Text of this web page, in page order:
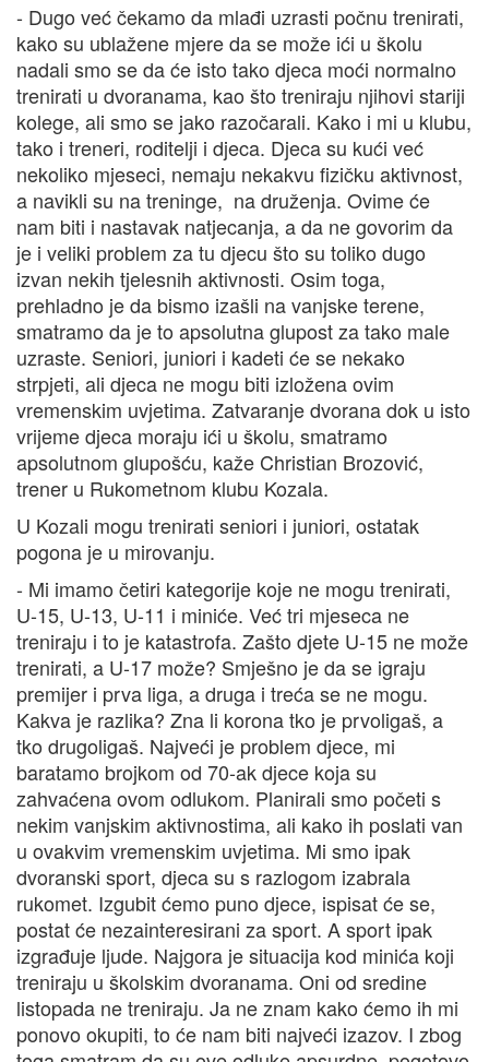
- Dugo već čekamo da mlađi uzrasti počnu trenirati,
kako su ublažene mjere da se može ići u školu
nadali smo se da će isto tako djeca moći normalno
trenirati u dvoranama, kao što treniraju njihovi stariji
kolege, ali smo se jako razočarali. Kako i mi u klubu,
tako i treneri, roditelji i djeca. Djeca su kući već
nekoliko mjeseci, nemaju nekakvu fizičku aktivnost,
a navikli su na treninge, na druženja. Ovime će
nam biti i nastavak natjecanja, a da ne govorim da
je i veliki problem za tu djecu što su toliko dugo
izvan nekih tjelesnih aktivnosti. Osim toga,
prehladno je da bismo izašli na vanjske terene,
smatramo da je to apsolutna glupost za tako male
uzraste. Seniori, juniori i kadeti će se nekako
strpjeti, ali djeca ne mogu biti izložena ovim
vremenskim uvjetima. Zatvaranje dvorana dok u isto
vrijeme djeca moraju ići u školu, smatramo
apsolutnom glupošću, kaže Christian Brozović,
trener u Rukometnom klubu Kozala.
U Kozali mogu trenirati seniori i juniori, ostatak
pogona je u mirovanju.
- Mi imamo četiri kategorije koje ne mogu trenirati,
U-15, U-13, U-11 i miniće. Već tri mjeseca ne
treniraju i to je katastrofa. Zašto djete U-15 ne može
trenirati, a U-17 može? Smješno je da se igraju
premijer i prva liga, a druga i treća se ne mogu.
Kakva je razlika? Zna li korona tko je prvoligaš, a
tko drugoligaš. Najveći je problem djece, mi
baratamo brojkom od 70-ak djece koja su
zahvaćena ovom odlukom. Planirali smo početi s
nekim vanjskim aktivnostima, ali kako ih poslati van
u ovakvim vremenskim uvjetima. Mi smo ipak
dvoranski sport, djeca su s razlogom izabrala
rukomet. Izgubit ćemo puno djece, ispisat će se,
postat će nezainteresirani za sport. A sport ipak
izgrađuje ljude. Najgora je situacija kod minića koji
treniraju u školskim dvoranama. Oni od sredine
listopada ne treniraju. Ja ne znam kako ćemo ih mi
ponovo okupiti, to će nam biti najveći izazov. I zbog